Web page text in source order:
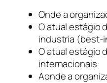
Onde a
O atual estágio
industria (best-
O atual estágio
internacionais
Aonde a